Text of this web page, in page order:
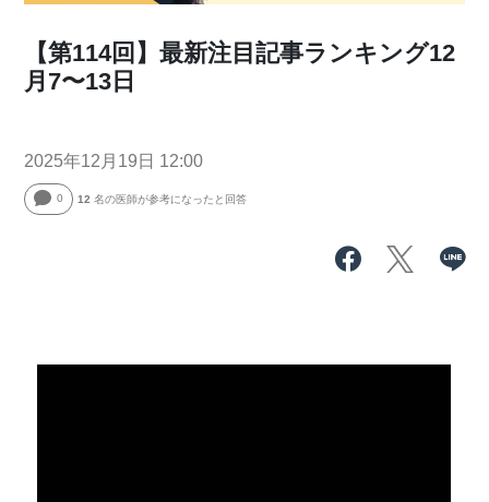
【第114回】最新注目記事ランキング12
月7〜13日
2025年12月19日 12:00
0 12 名の医師が参考になったと回答